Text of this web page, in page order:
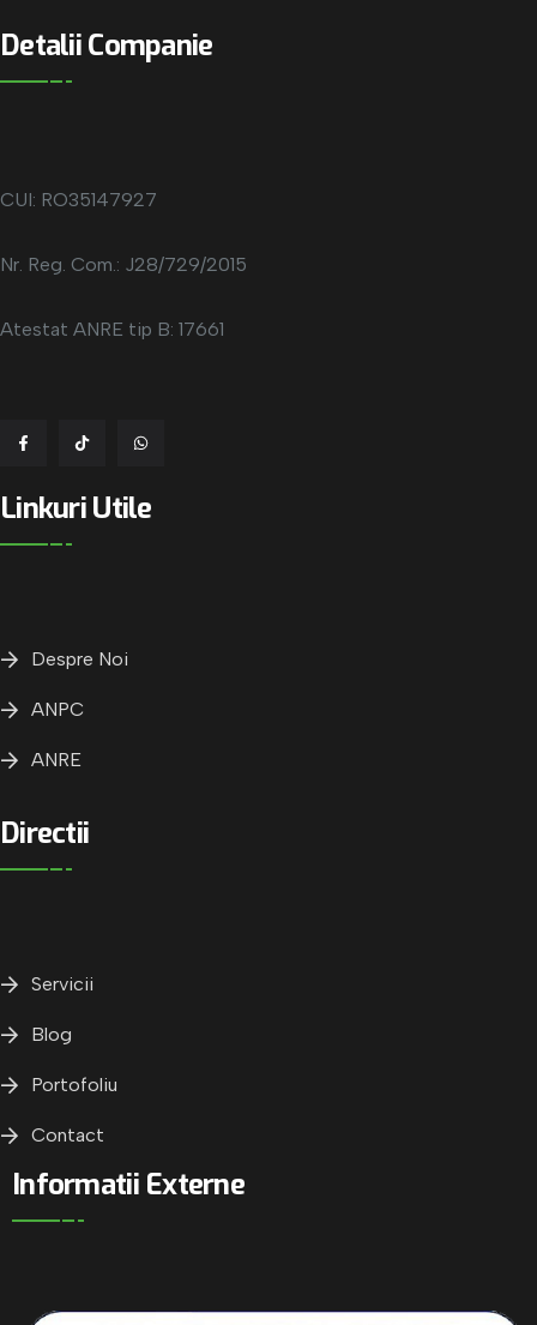
Detalii Companie
CUI: RO35147927
Nr. Reg. Com.: J28/729/2015
Atestat ANRE tip B: 17661
Linkuri Utile
Despre Noi
ANPC
ANRE
Directii
Servicii
Blog
Portofoliu
Contact
Informatii Externe